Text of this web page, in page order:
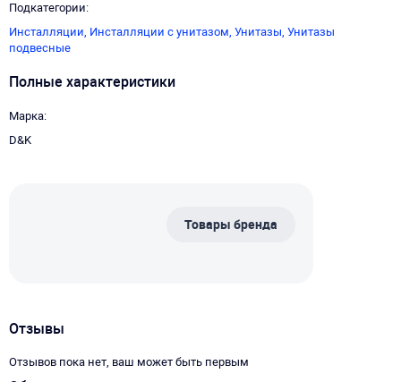
Подкатегории
Инсталляции, Инсталляции с унитазом, Унитазы, Унитазы
подвесные
Полные характеристики
Марка
D&K
Товары бренда
Отзывы
Отзывов пока нет, ваш может быть первым